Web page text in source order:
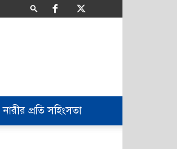
নারীর প্রতি সহিংসতা